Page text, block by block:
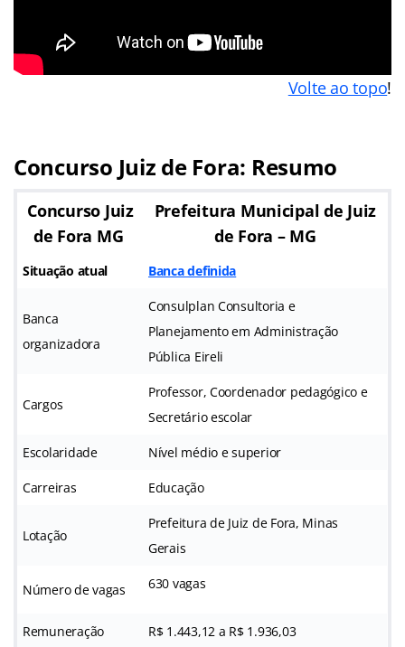
Volte ao topo!
Concurso Juiz de Fora: Resumo
Concurso Juiz
de Fora MG
Prefeitura Municipal de Juiz
de Fora – MG
Situação atual Banca definida
Banca
organizadora
Consulplan Consultoria e
Planejamento em Administração
Pública Eireli
Cargos
Professor, Coordenador pedagógico e
Secretário escolar
Escolaridade Nível médio e superior
Carreiras Educação
Lotação
Prefeitura de Juiz de Fora, Minas
Gerais
Número de vagas 630 vagas
Remuneração R$ 1.443,12 a R$ 1.936,03